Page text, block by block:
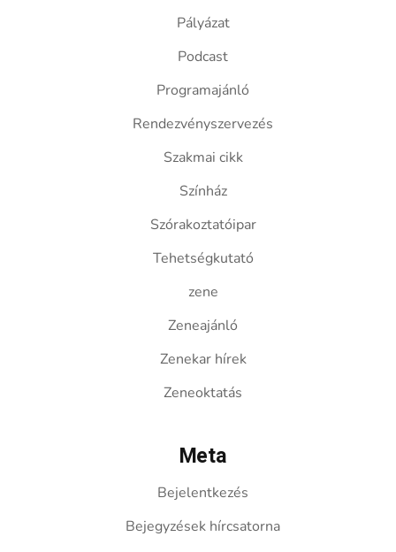
Pályázat
Podcast
Programajánló
Rendezvényszervezés
Szakmai cikk
Színház
Szórakoztatóipar
Tehetségkutató
zene
Zeneajánló
Zenekar hírek
Zeneoktatás
Meta
Bejelentkezés
Bejegyzések hírcsatorna